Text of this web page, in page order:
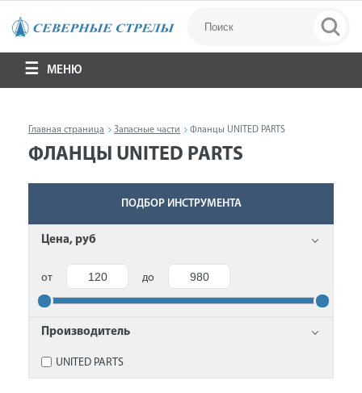
МЕНЮ
Главная страница Запасные части Фланцы UNITED PARTS
ФЛАНЦЫ UNITED PARTS
ПОДБОР ИНСТРУМЕНТА
Цена, руб
от до
Производитель
UNITED PARTS